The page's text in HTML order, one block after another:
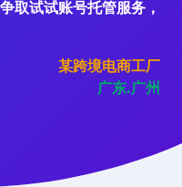
取试试账号托管服务，
某跨境电商工厂
广东.广州